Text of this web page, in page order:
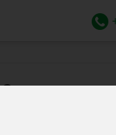
литра